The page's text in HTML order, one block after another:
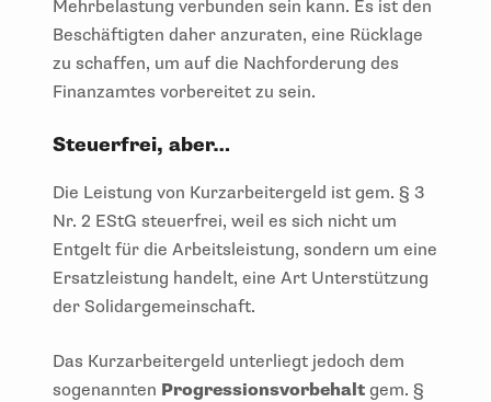
Mehrbelastung verbunden sein kann. Es ist den
Beschäftigten daher anzuraten, eine Rücklage
zu schaffen, um auf die Nachforderung des
Finanzamtes vorbereitet zu sein.
Steuerfrei, aber…
Die Leistung von Kurzarbeitergeld ist gem. § 3
Nr. 2 EStG steuerfrei, weil es sich nicht um
Entgelt für die Arbeitsleistung, sondern um eine
Ersatzleistung handelt, eine Art Unterstützung
der Solidargemeinschaft.
Das Kurzarbeitergeld unterliegt jedoch dem
sogenannten Progressionsvorbehalt gem. §